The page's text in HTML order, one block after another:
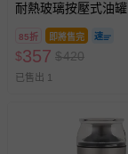
耐熱玻璃按壓式油罐
85折 即將售完
$357 $420
已售出 1